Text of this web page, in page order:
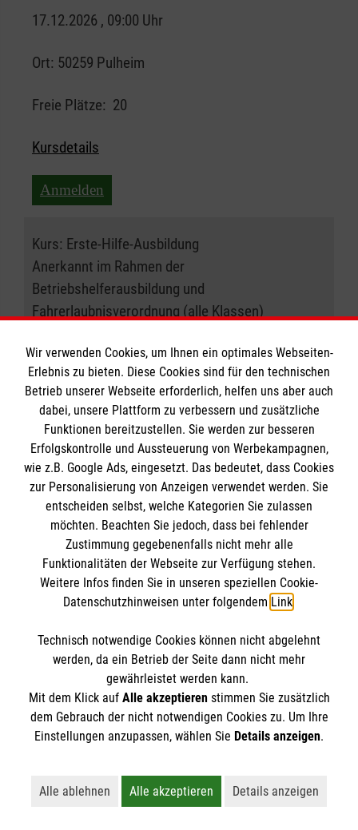
17.12.2026 , 09:00 Uhr
Ort: 50259 Pulheim
Freie Plätze: 20
Kursdetails
Anmelden
Kurs: Erste-Hilfe-Ausbildung
Anerkannt im Rahmen der
Betriebshelferausbildung und
Fahrerlaubnisverordnung (alle Klassen)
18.12.2026 , 09:00 Uhr
Ort: 51375 Leverkusen
Freie Plätze: 20
Kursdetails
Anmelden
vorherige 1 … 6 7 8
10 … 15 nächste
Kursbuchung widerrufen
Hier können Sie die Buchung Ihres Kurses
Wir verwenden Cookies, um Ihnen ein optimales Webseiten-
Erlebnis zu bieten. Diese Cookies sind für den technischen
Betrieb unserer Webseite erforderlich, helfen uns aber auch
dabei, unsere Plattform zu verbessern und zusätzliche
Funktionen bereitzustellen. Sie werden zur besseren
Erfolgskontrolle und Aussteuerung von Werbekampagnen,
wie z.B. Google Ads, eingesetzt. Das bedeutet, dass Cookies
zur Personalisierung von Anzeigen verwendet werden. Sie
entscheiden selbst, welche Kategorien Sie zulassen
möchten. Beachten Sie jedoch, dass bei fehlender
Zustimmung gegebenenfalls nicht mehr alle
Funktionalitäten der Webseite zur Verfügung stehen.
Weitere Infos finden Sie in unseren speziellen Cookie-
Datenschutzhinweisen unter folgendem Link.
Technisch notwendige Cookies können nicht abgelehnt
werden, da ein Betrieb der Seite dann nicht mehr
gewährleistet werden kann.
Mit dem Klick auf Alle akzeptierenstimmen Sie zusätzlich
dem Gebrauch der nicht notwendigen Cookies zu. Um Ihre
Einstellungen anzupassen, wählen Sie Details anzeigen.
Alle ablehnen
Lehnt alle nicht-essentiellen Cookies ab
Alle akzeptieren
Akzeptiert alle Cookies
Details anzeigen